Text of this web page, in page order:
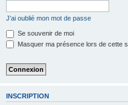
J’ai oublié mon mot de passe
Se souvenir de moi
Masquer ma présence lors de cette
INSCRIPTION